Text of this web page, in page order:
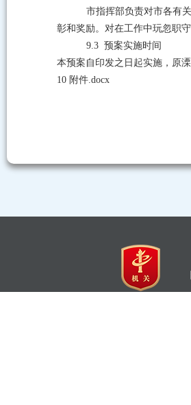
市指挥部负责对市各有
彰和奖励。对在工作中玩忽职
9.3 预案实施时间
本预案自印发之日起实施，原
10 附件.docx